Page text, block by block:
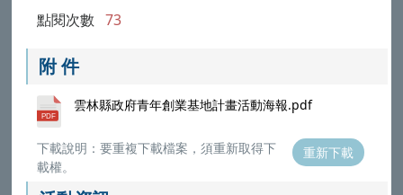
點閱次數 73
附 件
雲林縣政府青年創業基地計畫活動海報.pdf
下載說明：要重複下載檔案，須重新取得下
載權。
重新下載